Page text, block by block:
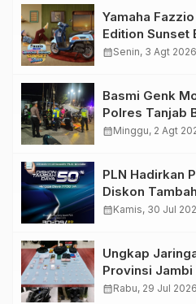
Yamaha
Edition Sunset
Retro Summer
calendar_monthSenin, 3 Agt 2026
Basmi Genk
Polres Tanjab
Kendaraan
calendar_monthMinggu, 2 Agt
PLN Hadirkan
Diskon
GIIAS 2026
calendar_monthKamis, 30 Jul
Ungkap
Provinsi Jambi
Amankan
calendar_monthRabu, 29 Jul 2026